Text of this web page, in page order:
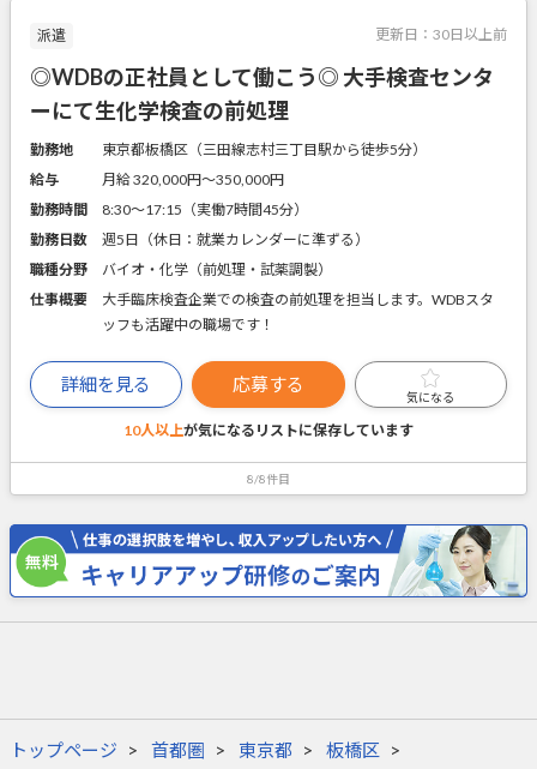
派遣 更新日： 30日以上前
◎WDBの正社員として働こう◎ 大手検査センタ
ーにて生化学検査の前処理
勤務地
東京都板橋区（三田線志村三丁目駅から徒歩5分）
給与
月給 320,000円〜350,000円
勤務時間
8:30～17:15（実働7時間45分）
勤務日数
週5日（休日：就業カレンダーに準ずる）
職種分野
バイオ・化学（前処理・試薬調製）
仕事概要
大手臨床検査企業での検査の前処理を担当します。WDBスタ
ッフも活躍中の職場です！
詳細を見る 応募する
気になる
10人以上が気になるリストに保存しています
8/8件目
トップページ 首都圏 東京都 板橋区